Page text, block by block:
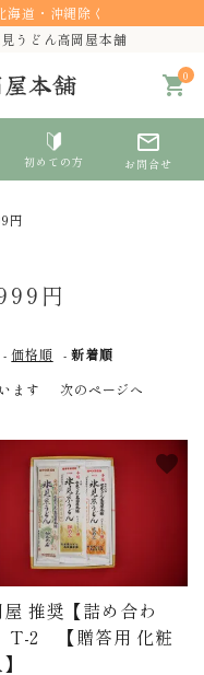
道・沖縄除く
うどん高岡屋本舗
0
shopping_cart
初めての方
mail_outline
お問合せ
円
円
-価格順 -新着順
ます
次のページへ
屋 推奨【詰め合わ
T-2 【贈答用 化粧
favorite